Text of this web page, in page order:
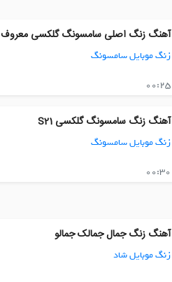
آهنگ زنگ اصلی سامسونگ گلکسی معروف
زنگ موبایل سامسونگ
00:25
آهنگ زنگ سامسونگ گلکسی S21
زنگ موبایل سامسونگ
00:30
آهنگ زنگ جمال جمالک جمالو
زنگ موبایل شاد